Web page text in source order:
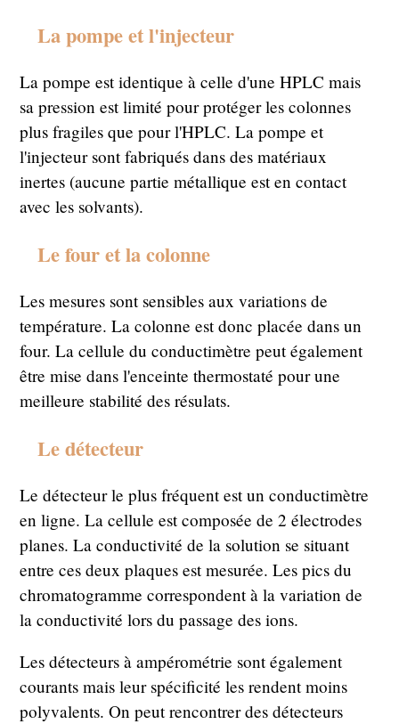
La pompe et l'injecteur
La pompe est identique à celle d'une HPLC mais
sa pression est limité pour protéger les colonnes
plus fragiles que pour l'HPLC. La pompe et
l'injecteur sont fabriqués dans des matériaux
inertes (aucune partie métallique est en contact
avec les solvants).
Le four et la colonne
Les mesures sont sensibles aux variations de
température. La colonne est donc placée dans un
four. La cellule du conductimètre peut également
être mise dans l'enceinte thermostaté pour une
meilleure stabilité des résulats.
Le détecteur
Le détecteur le plus fréquent est un conductimètre
en ligne. La cellule est composée de 2 électrodes
planes. La conductivité de la solution se situant
entre ces deux plaques est mesurée. Les pics du
chromatogramme correspondent à la variation de
la conductivité lors du passage des ions.
Les détecteurs à ampérométrie sont également
courants mais leur spécificité les rendent moins
polyvalents. On peut rencontrer des détecteurs